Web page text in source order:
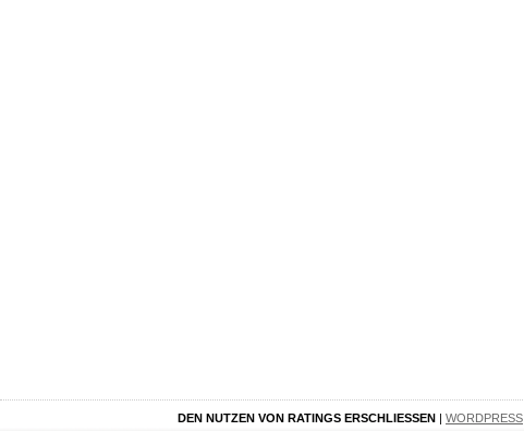
DEN NUTZEN VON RATINGS ERSCHLIESSEN | WORDPRESS